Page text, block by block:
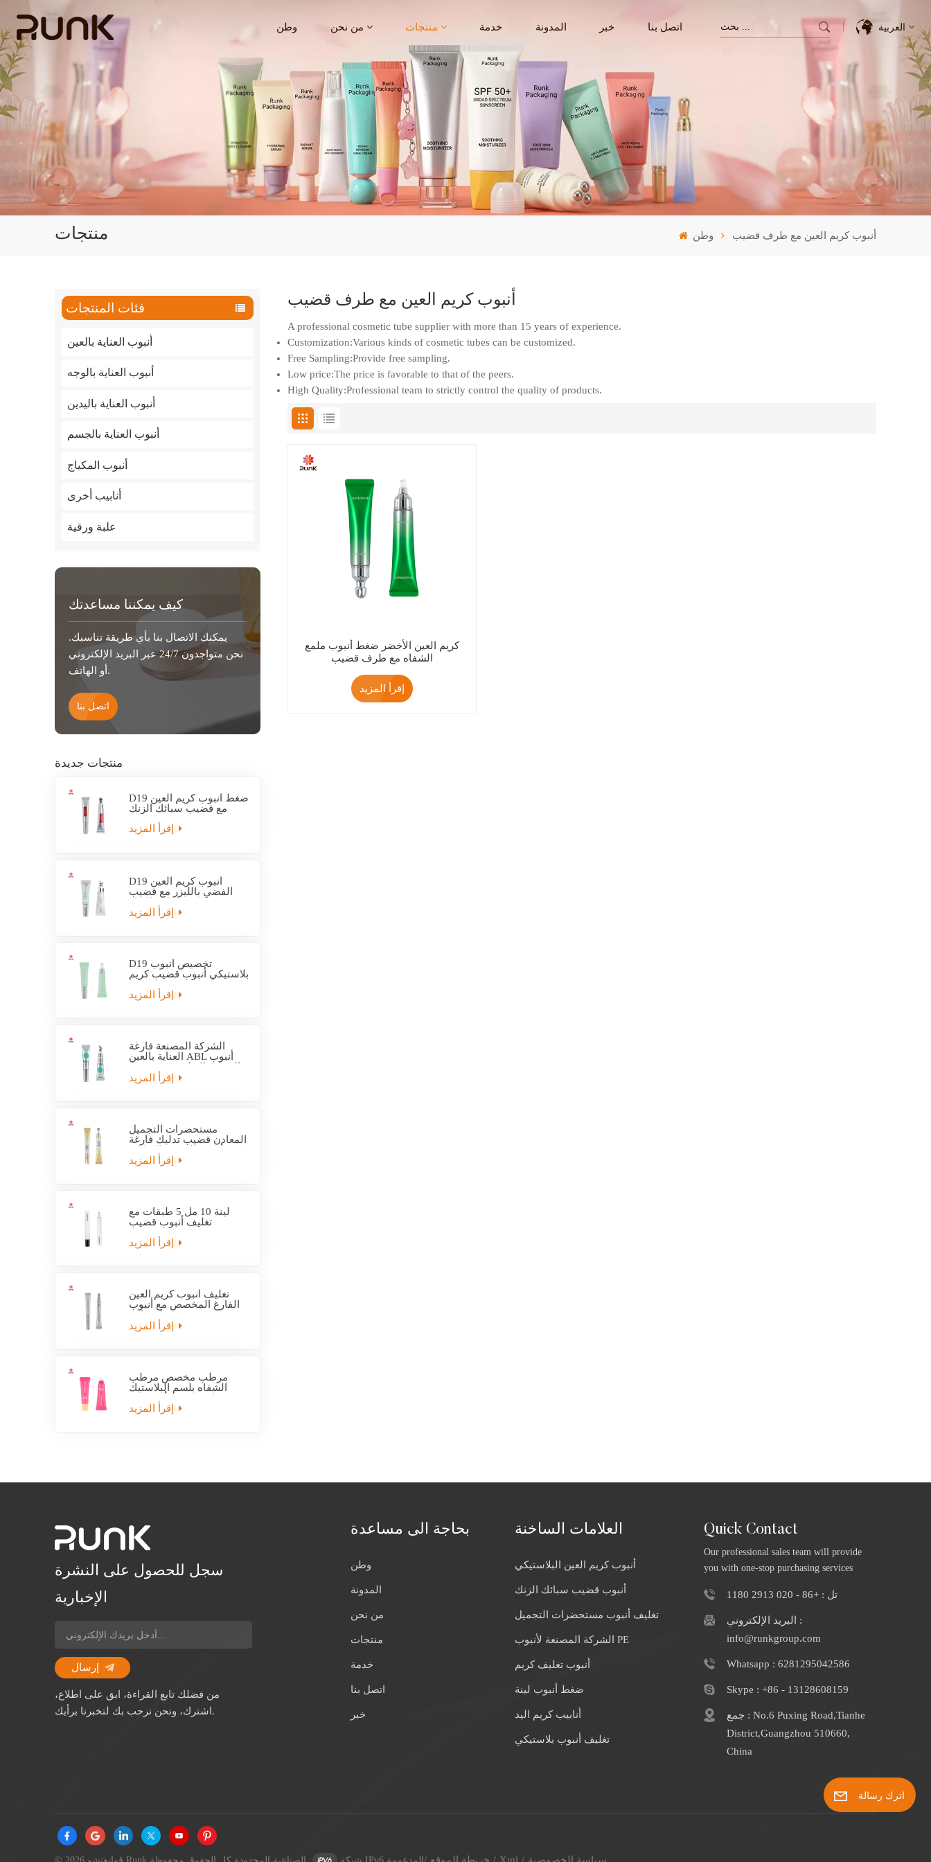
وطن من نحن منتجات خدمة المدونة خبر اتصل بنا العربية
English
Français
Italiano
Pусский
منتجات وطن أنبوب كريم العين مع طرف قضيب
فئات المنتجات
أنبوب العناية بالعين
أنبوب العناية بالوجه
أنبوب العناية باليدين
أنبوب العناية بالجسم
أنبوب المكياج
أنابيب أخرى
علبة ورقية
كيف يمكننا مساعدتك
يمكنك الاتصال بنا بأي طريقة تناسبك.
نحن متواجدون 24/7 عبر البريد الإلكتروني
أو الهاتف.
اتصل بنا
منتجات جديدة
D19 ضغط أنبوب كريم العين
مع قضيب سبائك الزنك
D19 أنبوب كريم العين
الفضي بالليزر مع قضيب
سبائك الزنك
D19 تخصيص أنبوب
بلاستيكي أنبوب قضيب كريم
الشركة المصنعة فارغة
العناية بالعين ABL أنبوب
التعبئة والتغليف مع قضيب
التدليك
مستحضرات التجميل
المعادن قضيب تدليك فارغة
كريم أنبوب التعبئة والتغليف
لينة 10 مل 5 طبقات مع
تغليف أنبوب قضيب
تغليف أنبوب كريم العين
الفارغ المخصص مع أنبوب
قضيب كهربائي
مرطب مخصص مرطب
الشفاه بلسم البلاستيك
فارغة ضغط أنبوب مع
قضيب
أنبوب كريم العين مع طرف قضيب
A professional cosmetic tube supplier with more than 15 years of experience.
Customization:Various kinds of cosmetic tubes can be customized.
Free Sampling:Provide free sampling.
Low price:The price is favorable to that of the peers.
High Quality:Professional team to strictly control the quality of products.
كريم العين الأخضر ضغط أنبوب ملمع
الشفاه مع طرف قضيب
إقرأ المزيد
سجل للحصول على النشرة
الإخبارية
إرسال
من فضلك تابع القراءة، ابق على اطلاع،
اشترك، ونحن نرحب بك لتخبرنا برأيك.
بحاجة الى مساعدة
وطن
المدونة
من نحن
منتجات
خدمة
اتصل بنا
خبر
العلامات الساخنة
أنبوب كريم العين البلاستيكي
أنبوب قضيب سبائك الزنك
تغليف أنبوب مستحضرات التجميل
الشركة المصنعة لأنبوب PE
أنبوب تغليف كريم
ضغط أنبوب لينة
أنابيب كريم اليد
تغليف أنبوب بلاستيكي
Quick Contact
Our professional sales team will provide
you with one-stop purchasing services
تل : +86 - 020 2913 1180
البريد الإلكتروني :
info@runkgroup.com
Whatsapp : 6281295042586
Skype : +86 - 13128608159
جمع : No.6 Puxing Road,Tianhe
District,Guangzhou 510660,
China
اترك رسالة